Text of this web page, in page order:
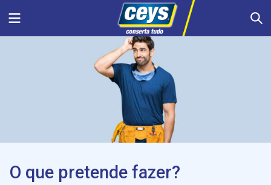
Menu
O que pretende fazer?